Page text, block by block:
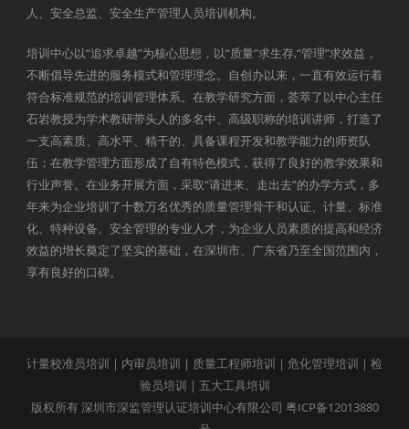
人、安全总监、安全生产管理人员培训机构。
培训中心以“追求卓越”为核心思想，以“质量”求生存,“管理”求效益，
不断倡导先进的服务模式和管理理念。自创办以来，一直有效运行着
符合标准规范的培训管理体系。在教学研究方面，荟萃了以中心主任
石岩教授为学术教研带头人的多名中、高级职称的培训讲师，打造了
一支高素质、高水平、精干的、具备课程开发和教学能力的师资队
伍；在教学管理方面形成了自有特色模式，获得了良好的教学效果和
行业声誉。在业务开展方面，采取“请进来、走出去”的办学方式，多
年来为企业培训了十数万名优秀的质量管理骨干和认证、计量、标准
化、特种设备、安全管理的专业人才，为企业人员素质的提高和经济
效益的增长奠定了坚实的基础，在深圳市、广东省乃至全国范围内，
享有良好的口碑。
计量校准员培训 | 内审员培训 | 质量工程师培训 | 危化管理培训 | 检
验员培训 | 五大工具培训
版权所有 深圳市深监管理认证培训中心有限公司 粤ICP备12013880